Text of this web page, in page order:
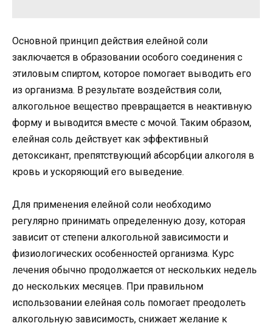
Основной принцип действия елейной соли
заключается в образовании особого соединения с
этиловым спиртом, которое помогает выводить его
из организма. В результате воздействия соли,
алкогольное вещество превращается в неактивную
форму и выводится вместе с мочой. Таким образом,
елейная соль действует как эффективный
детоксикант, препятствующий абсорбции алкоголя в
кровь и ускоряющий его выведение.
Для применения елейной соли необходимо
регулярно принимать определенную дозу, которая
зависит от степени алкогольной зависимости и
физиологических особенностей организма. Курс
лечения обычно продолжается от нескольких недель
до нескольких месяцев. При правильном
использовании елейная соль помогает преодолеть
алкогольную зависимость, снижает желание к